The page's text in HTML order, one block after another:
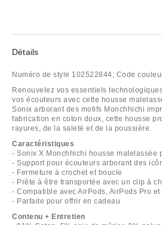
Détails
Numéro de style 102522844; Code
Renouvelez vos essentiels
vos écouteurs avec cette housse
Sonix arborant des motifs Monchhichi
fabrication en coton doux, cette housse
rayures, de la saleté et de la poussière.
Caractéristiques
- Sonix X Monchhichi housse matelassée
- Support pour écouteurs arborant des
- Fermeture à crochet et boucle
- Prête à être transportée avec un clip à
- Compatible avec AirPods, AirPods Pro
- Parfaite pour offrir en cadeau
Contenu + Entretien